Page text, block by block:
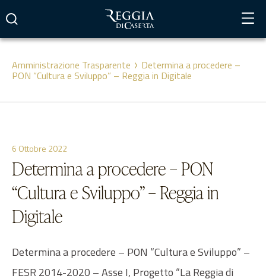
contenuto
Amministrazione Trasparente Determina a procedere –
PON “Cultura e Sviluppo” – Reggia in Digitale
6 Ottobre 2022
Determina a procedere – PON
“Cultura e Sviluppo” – Reggia in
Digitale
Determina a procedere – PON “Cultura e Sviluppo” –
FESR 2014-2020 – Asse I, Progetto “La Reggia di